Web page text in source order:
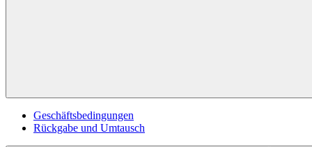
Geschäftsbedingungen
Rückgabe und Umtausch